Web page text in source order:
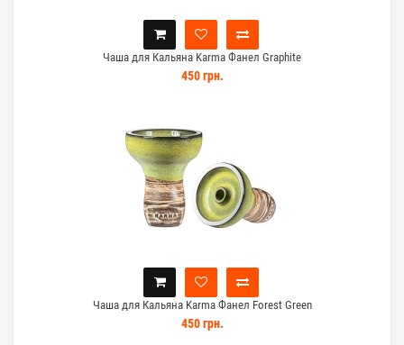
Чаша для Кальяна Karma Фанел Graphite
450 грн.
Чаша для Кальяна Karma Фанел Forest Green
450 грн.